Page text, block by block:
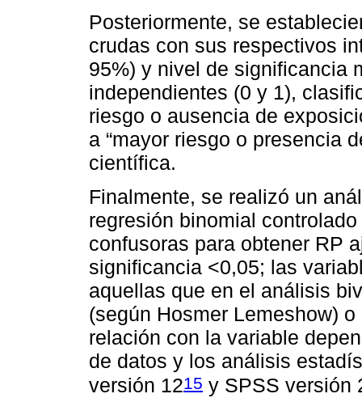
Posteriormente, se
crudas con sus respectivos
95%) y nivel de significancia
independientes (0 y 1),
riesgo o ausencia de
a “mayor riesgo o presencia
científica.
Finalmente, se realizó un
regresión binomial
confusoras para obtener RP
significancia <0,05; las
aquellas que en el análisis
(según Hosmer Lemeshow)
relación con la variable
de datos y los análisis
versión 1215 y SPSS versión